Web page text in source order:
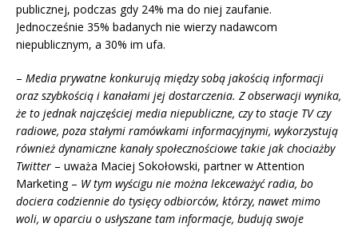
publicznej, podczas gdy 24% ma do niej zaufanie.
Jednocześnie 35% badanych nie wierzy nadawcom
niepublicznym, a 30% im ufa.
– Media prywatne konkurują między sobą jakością informacji
oraz szybkością i kanałami jej dostarczenia. Z obserwacji wynika,
że to jednak najczęściej media niepubliczne, czy to stacje TV czy
radiowe, poza stałymi ramówkami informacyjnymi, wykorzystują
również dynamiczne kanały społecznościowe takie jak chociażby
Twitter – uważa Maciej Sokołowski, partner w Attention
Marketing – W tym wyścigu nie można lekceważyć radia, bo
dociera codziennie do tysięcy odbiorców, którzy, nawet mimo
woli, w oparciu o usłyszane tam informacje, budują swoje